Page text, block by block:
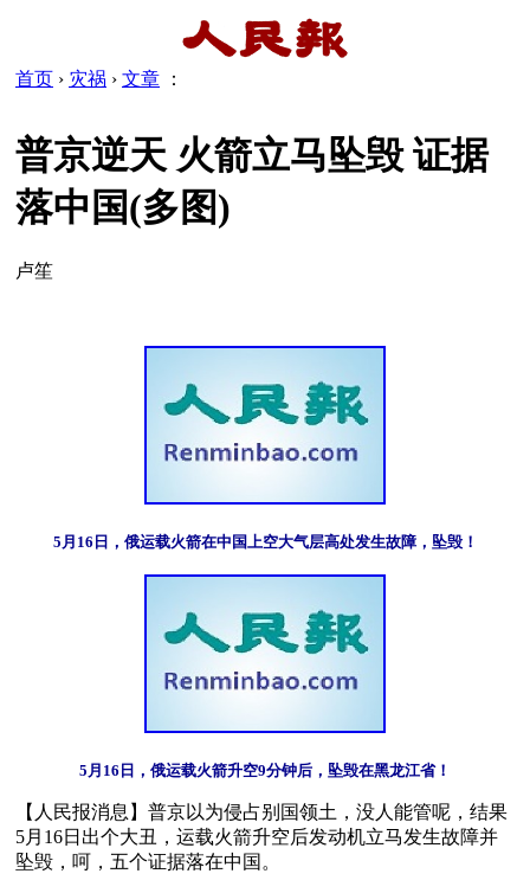
首页 › 灾祸 › 文章 ：
普京逆天 火箭立马坠毁 证据
落中国(多图)
卢笙
5月16日，俄运载火箭在中国上空大气层高处发生故障，坠毁！
5月16日，俄运载火箭升空9分钟后，坠毁在黑龙江省！
【人民报消息】普京以为侵占别国领土，没人能管呢，结果
5月16日出个大丑，运载火箭升空后发动机立马发生故障并
坠毁，呵，五个证据落在中国。